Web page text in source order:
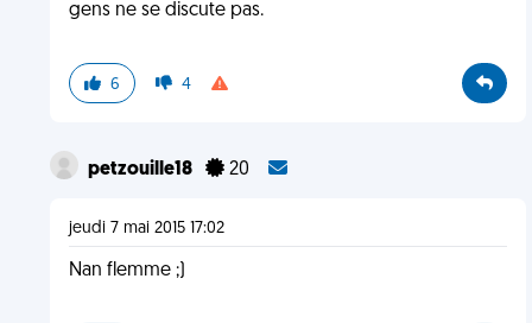
gens ne se discute pas.
6 4
petzouille18 20
jeudi 7 mai 2015 17:02
Nan flemme ;)